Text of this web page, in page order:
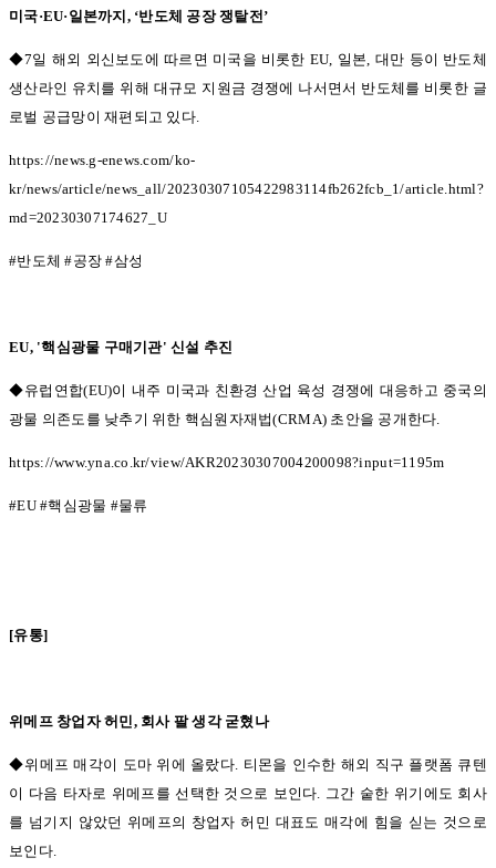
미국·EU· 일본까지 , ‘반도체 공장 쟁탈전’
◆7일 해외 외신보도에 따르면 미국을 비롯한 EU, 일본, 대만 등이 반도체
생산라인 유치를 위해 대규모 지원금 경쟁에 나서면서 반도체를 비롯한 글
로벌 공급망이 재편되고 있다.
https://news.g-enews.com/ko-
kr/news/article/news_all/20230307105422983114fb262fcb_1/article.html?
md=20230307174627_U
#반도체#공장#삼성
EU, '핵심광물 구매기관'신설 추진
◆유럽연합(EU)이 내주 미국과 친환경 산업 육성 경쟁에 대응하고 중국의
광물 의존도를 낮추기 위한 핵심원자재법(CRMA) 초안을 공개한다.
https://www.yna.co.kr/view/AKR20230307004200098?input=1195m
#EU #핵심광물 #물류
[유통]
위메프 창업자 허민, 회사 팔 생각 굳혔나
◆위메프 매각이 도마 위에 올랐다. 티몬을 인수한 해외 직구 플랫폼 큐텐
이 다음 타자로 위메프를 선택한 것으로 보인다. 그간 숱한 위기에도 회사
를 넘기지 않았던 위메프의 창업자 허민 대표도 매각에 힘을 싣는 것으로
보인다.